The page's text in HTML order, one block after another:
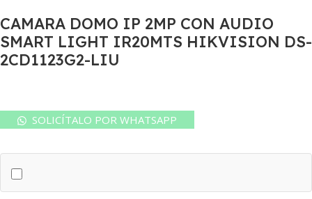
CAMARA DOMO IP 2MP CON AUDIO
SMART LIGHT IR20MTS HIKVISION DS-
2CD1123G2-LIU
SOLICÍTALO POR WHATSAPP